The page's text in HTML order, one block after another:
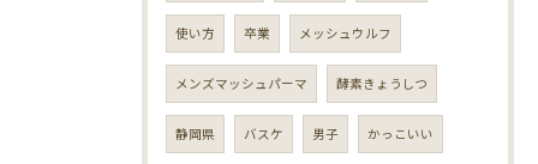
使い方 卒業 メッシュウルフ
メンズマッシュパーマ 酵素きょうしつ
静岡県 バスケ 男子 かっこいい